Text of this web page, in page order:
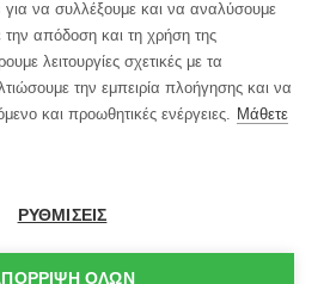
Περιστέρι, Αθήνα
να συλλέξουμε και να αναλύσουμε
την απόδοση και τη χρήση της
λειτουργίες σχετικές με τα
την εμπειρία πλοήγησης και να
και προωθητικές ενέργειες. Μάθετε
ΡΥΘΜΙΣΕΙΣ
ΌΛΩΝ